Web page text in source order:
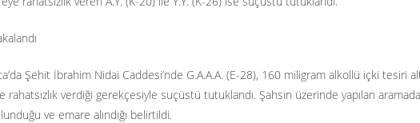
Şehit İbrahim Nidai Caddesi’nde G.A.A.A. (E-28), 160 miligram alkollü içki tesiri
rahatsızlık verdiği gerekçesiyle suçüstü tutuklandı. Şahsın üzerinde yapılan
ve emare alındığı belirtildi.